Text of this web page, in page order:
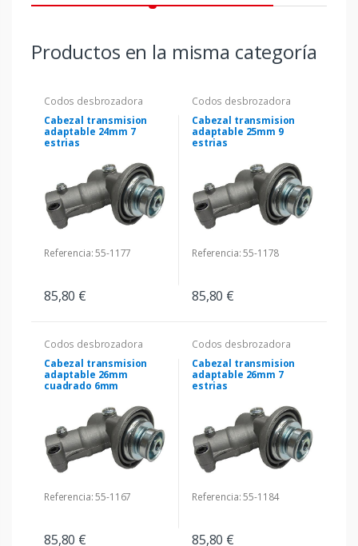
Productos en la misma categoría
Codos desbrozadora
Cabezal transmision
adaptable 24mm 7
estrias
Referencia: 55-1177
85,80 €
Codos desbrozadora
Cabezal transmision
adaptable 25mm 9
estrias
Referencia: 55-1178
85,80 €
Codos desbrozadora
Cabezal transmision
adaptable 26mm
cuadrado 6mm
Referencia: 55-1167
85,80 €
Codos desbrozadora
Cabezal transmision
adaptable 26mm 7
estrias
Referencia: 55-1184
85,80 €